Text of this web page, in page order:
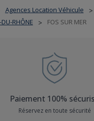
Agences Location Véhicule >
RHÔNE > FOS SUR MER
Paiement 100%
Réservez en toute sécurité